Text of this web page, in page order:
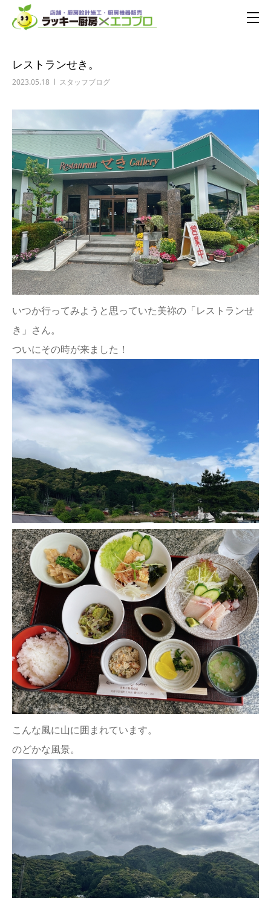
レストランせき。
2023.05.18 スタッフブログ
いつか行ってみようと思っていた美祢の「レストランせ
き」さん。
ついにその時が来ました！
こんな風に山に囲まれています。
のどかな風景。